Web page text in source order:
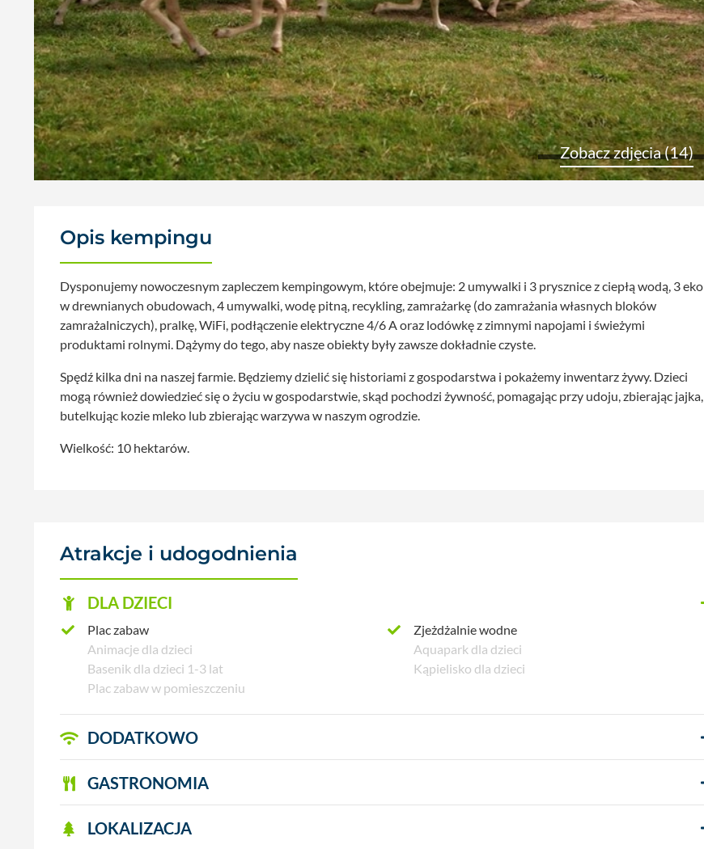
Zobacz zdjęcia (14)
Opis kempingu
Dysponujemy nowoczesnym zapleczem kempingowym, które obejmuje: 2 umywalki i 3 prysznice z ciepłą wodą, 3 eko
w drewnianych obudowach, 4 umywalki, wodę pitną, recykling, zamrażarkę (do zamrażania własnych bloków
zamrażalniczych), pralkę, WiFi, podłączenie elektryczne 4/6 A oraz lodówkę z zimnymi napojami i świeżymi
produktami rolnymi. Dążymy do tego, aby nasze obiekty były zawsze dokładnie czyste.
Spędź kilka dni na naszej farmie. Będziemy dzielić się historiami z gospodarstwa i pokażemy inwentarz żywy. Dzieci
mogą również dowiedzieć się o życiu w gospodarstwie, skąd pochodzi żywność, pomagając przy udoju, zbierając jajka,
butelkując kozie mleko lub zbierając warzywa w naszym ogrodzie.
Wielkość: 10 hektarów.
Atrakcje i udogodnienia
DLA DZIECI
Plac zabaw
Zjeżdżalnie wodne
Animacje dla dzieci
Aquapark dla dzieci
Basenik dla dzieci 1-3 lat
Kąpielisko dla dzieci
Plac zabaw w pomieszczeniu
DODATKOWO
GASTRONOMIA
LOKALIZACJA